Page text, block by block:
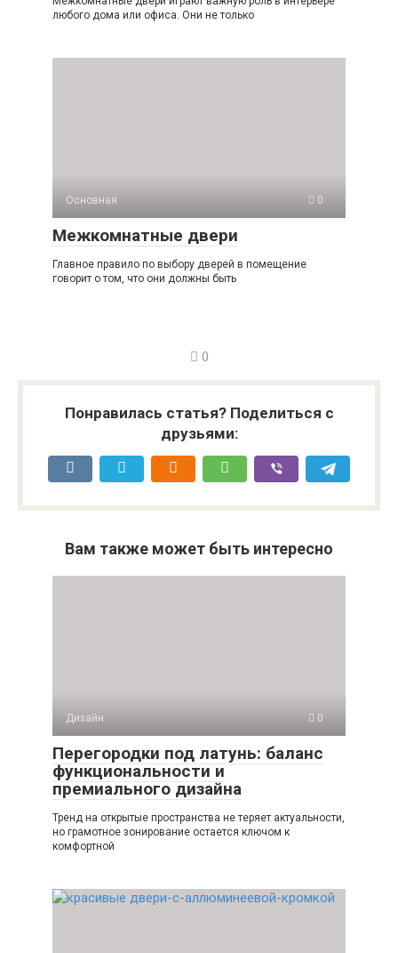
любого дома или офиса. Они не только
Основная 0
Межкомнатные двери
Главное правило по выбору дверей в помещение
говорит о том, что они должны быть
0
Понравилась статья? Поделиться с
друзьями:
Вам также может быть интересно
Дизайн 0
Перегородки под латунь: баланс
функциональности и
премиального дизайна
Тренд на открытые пространства не теряет актуальности,
но грамотное зонирование остается ключом к
комфортной